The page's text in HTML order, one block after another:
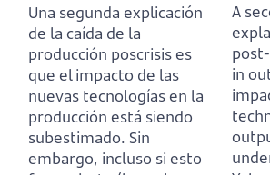
Una segunda explicación
de la caída de la
producción poscrisis es
que el impacto de las
nuevas tecnologías en la
producción está siendo
subestimado. Sin
embargo, incluso si esto
A
in